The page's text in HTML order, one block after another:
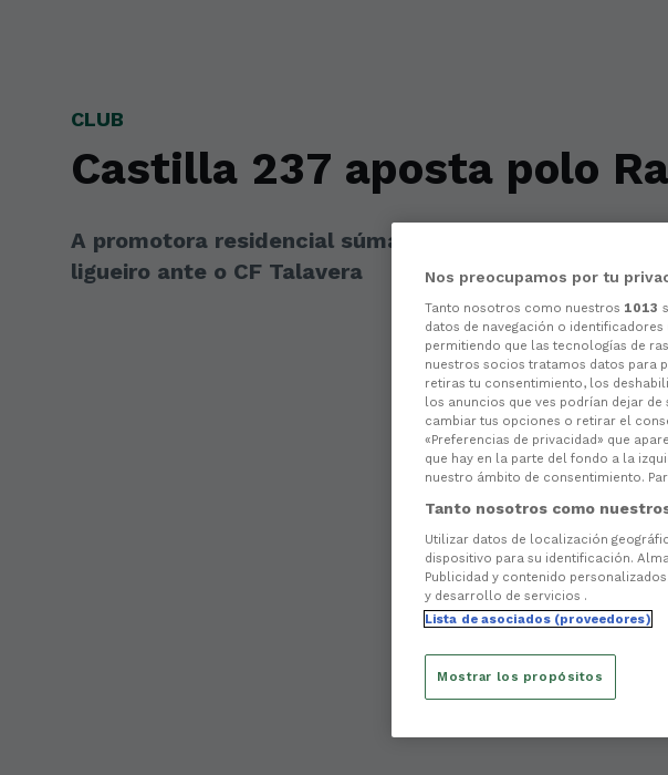
CLUB
Castilla 237 aposta polo
A promotora residencial súmase á nómina de
ligueiro ante o CF Talavera
Nos preocupamos por tu
Tanto nosotros como nuestros 1013
datos de navegación o
permitiendo que las tecnologías de
nuestros socios tratamos datos para
retiras tu consentimiento, los
los anuncios que ves podrían dejar
cambiar tus opciones o retirar el
«Preferencias de privacidad» que
que hay en la parte del fondo a la
nuestro ámbito de consentimiento.
Tanto nosotros como
Utilizar datos de localización
dispositivo para su identificación.
Publicidad y contenido
y desarrollo de servicios .
Lista de asociados (proveedores)
Mostrar los propósitos